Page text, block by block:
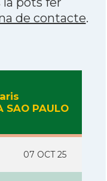
de contacte.
SAO PAULO
07 OCT 25